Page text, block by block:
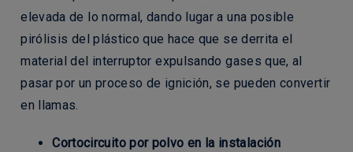
elevada de lo normal, dando lugar a una posible
pirólisis del plástico que hace que se derrita el
material del interruptor expulsando gases que, al
pasar por un proceso de ignición, se pueden convertir
en llamas.
Cortocircuito por polvo en la instalación